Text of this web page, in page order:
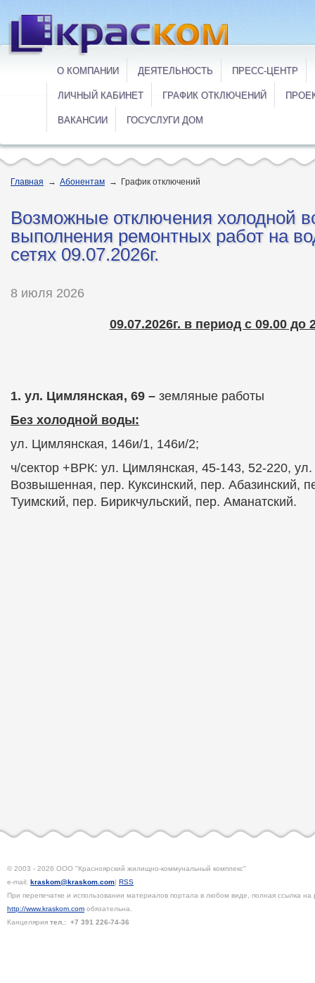
О КОМПАНИИ ДЕЯТЕЛЬНОСТЬ ПРЕСС-ЦЕНТР
ЛИЧНЫЙ КАБИНЕТ ГРАФИК ОТКЛЮЧЕНИЙ
ВАКАНСИИ ГОСУСЛУГИ ДОМ
Главная → Абонентам → График отключений
Возможные отключения холодной
выполнения ремонтных работ на
сетях 09.07.2026г.
8 июля 2026
09.07.2026г. в период с 09.00 до
1. ул. Цимлянская, 69 – земляные работы
Без холодной воды:
ул. Цимлянская, 146и/1, 146и/2;
ч/сектор +ВРК: ул. Цимлянская, 45-143, 52-220,
Возвышенная, пер. Куксинский, пер. Абазинский,
Туимский, пер. Бирикчульский, пер. Аманатский.
© 2003 - 2026 ООО "Красноярский жилищно-коммунальный комплекс"
e-mail: kraskom@kraskom.com| RSS
При перепечатке и использовании материалов портала в любом виде, полная ссылка на
http://www.kraskom.com обязательна.
Канцелярия тел.: +7 391 226-74-36